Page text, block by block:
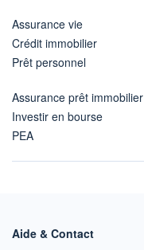
Assurance vie
Crédit immobilier
Prêt personnel
Assurance prêt immobilier
Investir en bourse
PEA
Aide & Contact